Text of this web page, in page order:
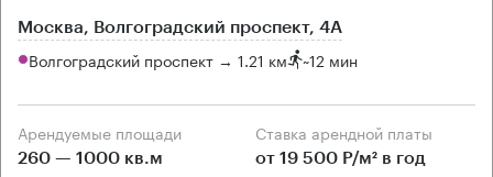
Москва, Волгоградский проспект, 4А
Волгоградский проспект → 1.21 км ~12 мин
Арендуемые площади
260 — 1000 кв.м
Ставка арендной платы
от 19 500 Р/м² в год